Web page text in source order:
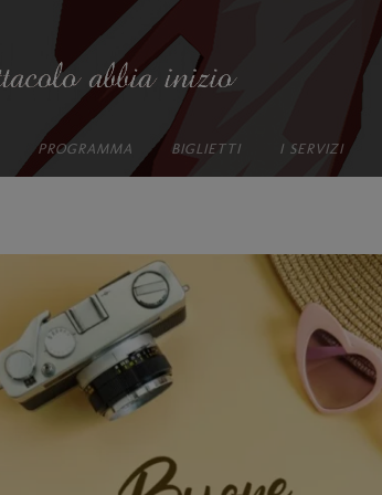
PROGRAMMA BIGLIETTI I SERVIZI